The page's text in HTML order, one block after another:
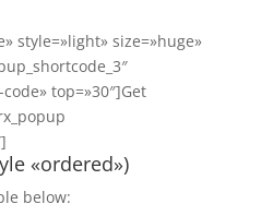
style=»light» size=»huge»
top=»30″]Get
«ordered»)
below: